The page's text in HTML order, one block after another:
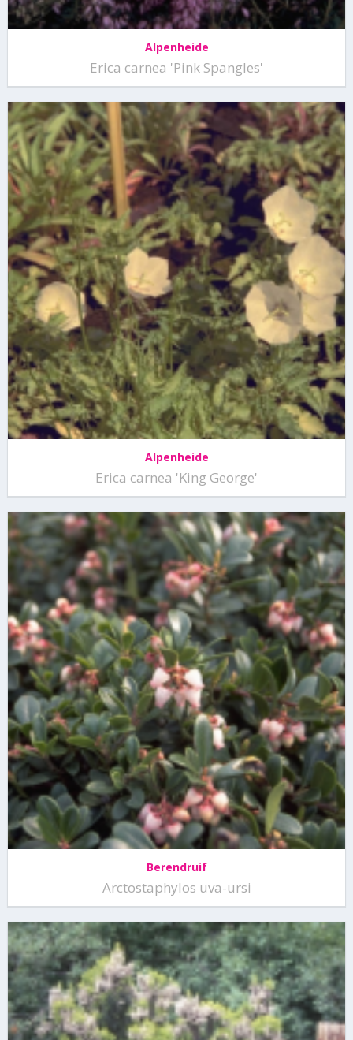
Alpenheide
Erica carnea 'Pink Spangles'
Alpenheide
Erica carnea 'King George'
Berendruif
Arctostaphylos uva-ursi